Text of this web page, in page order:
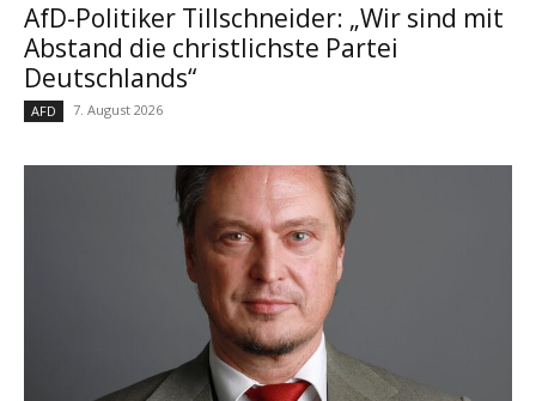
AfD-Politiker Tillschneider: „Wir sind mit
Abstand die christlichste Partei
Deutschlands“
AFD 7. August 2026